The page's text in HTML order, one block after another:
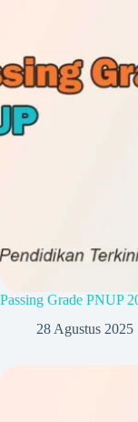
Passing Grade PNUP
28 Agustus 2025